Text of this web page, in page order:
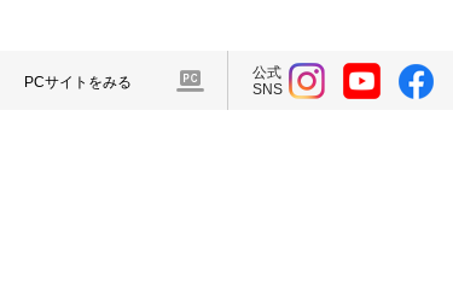
PCサイトをみる
公式
SNS